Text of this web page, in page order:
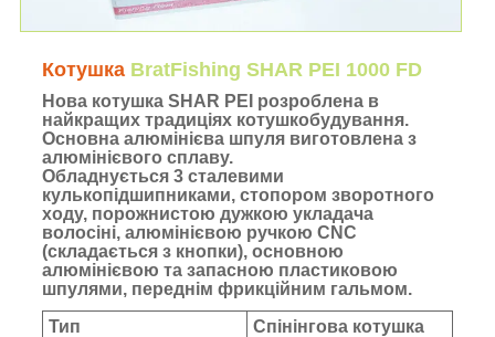
Котушка BratFishing SHAR PEI 1000 FD
Нова котушка SHAR PEI розроблена в
найкращих традиціях котушкобудування.
Основна алюмінієва шпуля виготовлена з
алюмінієвого сплаву.
Обладнується 3 сталевими
кулькопідшипниками, стопором зворотного
ходу, порожнистою дужкою укладача
волосіні, алюмінієвою ручкою CNC
(складається з кнопки), основною
алюмінієвою та запасною пластиковою
шпулями, переднім фрикційним гальмом.
Тип
Спінінгова котушка